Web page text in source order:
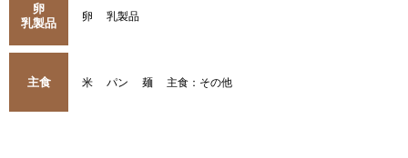
卵
乳製品
卵 乳製品
主食 米 パン 麺 主食：その他